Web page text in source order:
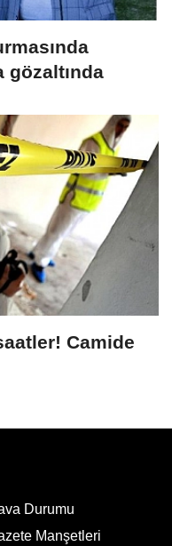
gözaltında
Camide
Durumu
Manşetleri